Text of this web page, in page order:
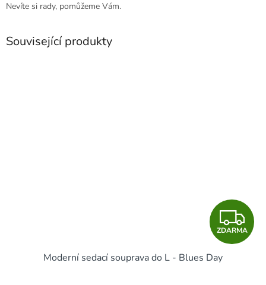
Nevíte si rady, pomůžeme Vám.
Související produkty
Z
D
ZDARMA
Moderní sedací souprava do L - Blues Day